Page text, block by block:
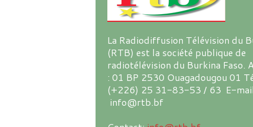
La Radiodiffusion Télévision du
(RTB) est la société publique de
radiotélévision du Burkina Faso.
: 01 BP 2530 Ouagadougou 01
(+226) 25 31-83-53 / 63 E-
info@rtb.bf